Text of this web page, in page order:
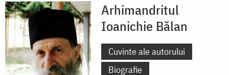
Arhimandritul
Ioanichie Bălan
Cuvinte ale autorului
Biografie